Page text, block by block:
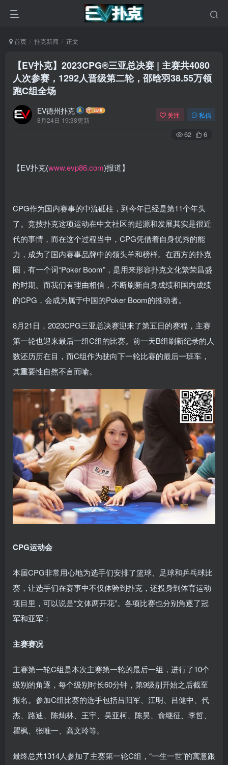
首页 扑克新闻 正文
【EV扑克】2023CPG®三亚总决赛 | 主赛共4080
人次参赛，1292人晋级第二轮，邵晗羽38.55万领
跑C组全场
EV德州扑克
8月24日 19:38更新
关注 私信
62 6
【EV扑克(www.evp86.com)报道】
CPG作为国内赛事的中流砥柱，到今年已经是第11个年头
了。竞技扑克这项运动在中文社区的起源和发展其实是很近
代的事情，而在这个过程当中，CPG凭借着自身优秀的能
力，成为了国内赛事品牌中的领头羊和榜样。在西方的扑克
圈，有一个词“Poker Boom”，是用来形容扑克文化繁荣昌盛
的时期。而我们有理由相信，不断刷新自身成绩和国内成绩
的CPG，会成为属于中国的Poker Boom的推动者。
8月21日，2023CPG三亚总决赛迎来了第五日的赛程，主赛
第一轮也迎来最后一组C组的比赛。前一天B组刷新纪录的人
数还历历在目，而C组作为驶向下一轮比赛的最后一班车，
其重要性自然不言而喻。
CPG运动会
本届CPG非常用心地为选手们安排了篮球、足球和乒乓球比
赛，让选手们在赛事中不仅体验到扑克，还投身到体育运动
项目里，可以说是“文体两开花”。各项比赛也分别角逐了冠
军和亚军：
主赛赛况
主赛第一轮C组是本次主赛第一轮的最后一组，进行了10个
级别的角逐，每个级别时长60分钟，第9级别开始之后截至
报名。参加C组比赛的选手包括吕阳军、江明、吕健中、代
杰、路迪、陈灿林、王宇、吴亚柯、陈昊、俞继征、李哲、
瞿枫、张唯一、高文玲等。
最终总共1314人参加了主赛第一轮C组，“一生一世”的寓意跟